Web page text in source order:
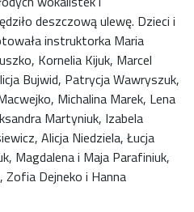
deszczową ulewę. Dzieci i
instruktorka Maria
Kornelia Kijuk, Marcel
Bujwid, Patrycja Wawryszuk,
Michalina Marek, Lena
Martyniuk, Izabela
Alicja Niedziela, Łucja
Magdalena i Maja Parafiniuk,
Zofia Dejneko i Hanna